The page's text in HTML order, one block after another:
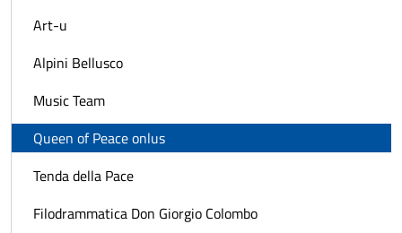
Art-u
Alpini Bellusco
Music Team
Queen of Peace onlus
Tenda della Pace
Filodrammatica Don Giorgio Colombo